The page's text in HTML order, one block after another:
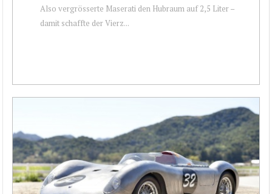
Also vergrösserte Maserati den Hubraum auf 2,5 Liter –
damit schaffte der Vierz...